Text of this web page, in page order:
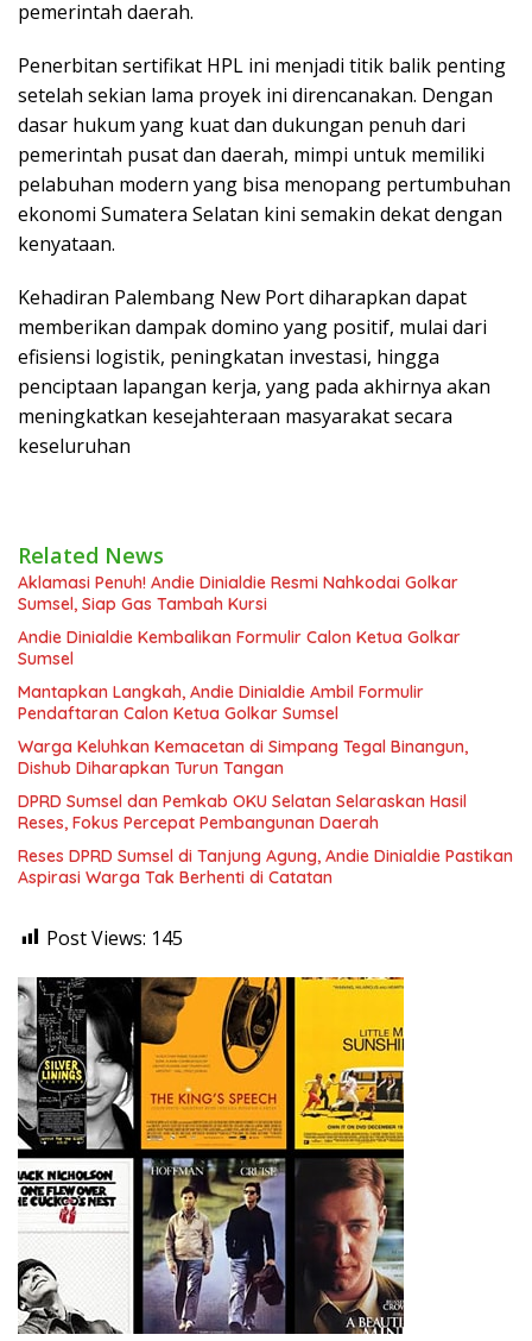
pemerintah daerah.
Penerbitan sertifikat HPL ini menjadi titik balik penting
setelah sekian lama proyek ini direncanakan. Dengan
dasar hukum yang kuat dan dukungan penuh dari
pemerintah pusat dan daerah, mimpi untuk memiliki
pelabuhan modern yang bisa menopang pertumbuhan
ekonomi Sumatera Selatan kini semakin dekat dengan
kenyataan.
Kehadiran Palembang New Port diharapkan dapat
memberikan dampak domino yang positif, mulai dari
efisiensi logistik, peningkatan investasi, hingga
penciptaan lapangan kerja, yang pada akhirnya akan
meningkatkan kesejahteraan masyarakat secara
keseluruhan
Related News
Aklamasi Penuh! Andie Dinialdie Resmi Nahkodai Golkar
Sumsel, Siap Gas Tambah Kursi
Andie Dinialdie Kembalikan Formulir Calon Ketua Golkar
Sumsel
Mantapkan Langkah, Andie Dinialdie Ambil Formulir
Pendaftaran Calon Ketua Golkar Sumsel
Warga Keluhkan Kemacetan di Simpang Tegal Binangun,
Dishub Diharapkan Turun Tangan
DPRD Sumsel dan Pemkab OKU Selatan Selaraskan Hasil
Reses, Fokus Percepat Pembangunan Daerah
Reses DPRD Sumsel di Tanjung Agung, Andie Dinialdie Pastikan
Aspirasi Warga Tak Berhenti di Catatan
Post Views: 145